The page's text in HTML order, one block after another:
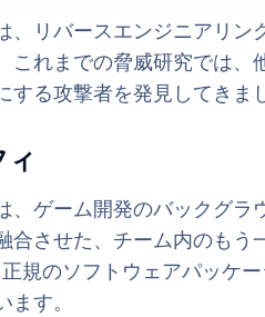
、リバースエンジニアリン
これまでの脅威研究では、
る攻撃者を発見してきま
、ゲーム開発のバックグラ
させた、チーム内のもう
規のソフトウェアパッケ
す。